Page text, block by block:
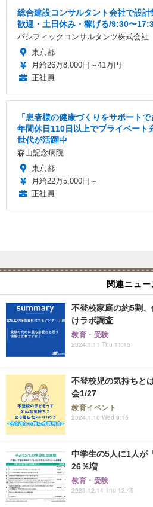
総合建設コンサルタント会社で設
歓迎・土日休み・稼げる/9:30〜
パシフィックコンサルタンツ株式会社
東京都
月給26万8,000円～41万円
正社員
「患者様の健康づくりをサポート
年間休日110日以上でプライベート
世代が活躍中
森山記念病院
東京都
月給22万5,000円～
正社員
関連ニュー
不登校家庭の約5割
けラボ調査
教育・受験
2024.1.11 Thu 11:15
不登校児の気持ちと
会1/27
教育イベント
2024.1.10 Wed 9:15
中学生の5人に1人が
26％増
教育・受験
2023.12.14 Thu 12:45